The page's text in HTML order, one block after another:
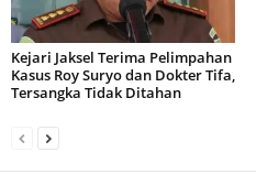
Kejari Jaksel Terima Pelimpahan
Kasus Roy Suryo dan Dokter Tifa,
Tersangka Tidak Ditahan